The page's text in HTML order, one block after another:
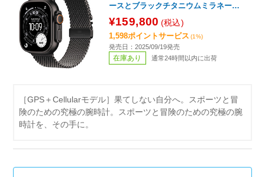
ースとブラックチタニウムミラネーゼ
ループ - M MF1Q4J/A
¥159,800 (税込)
1,598ポイントサービス (1%)
発売日：2025/09/19発売
在庫あり 通常24時間以内に出荷
［GPS＋Cellularモデル］果てしない自分へ。スポーツと冒
険のための究極の腕時計。スポーツと冒険のための究極の腕
時計を、その手に。